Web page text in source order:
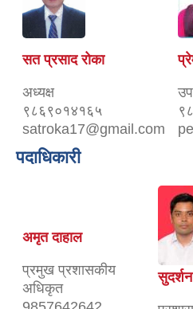
सत प्रसाद रोका
अध्यक्ष
९८६९०१४१६५
satroka17@gmail.com
पदाधिकारी
अमृत दाहाल
प्रमुख प्रशासकीय
अधिकृत